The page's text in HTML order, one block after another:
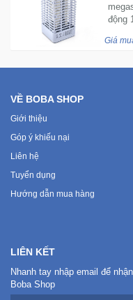
động
Giá
VỀ BOBA SHOP
Giới thiệu
Góp ý khiếu nại
Liên hệ
Tuyển dụng
Hướng dẫn mua hàng
LIÊN KẾT
Nhanh tay nhập email để
Boba Shop